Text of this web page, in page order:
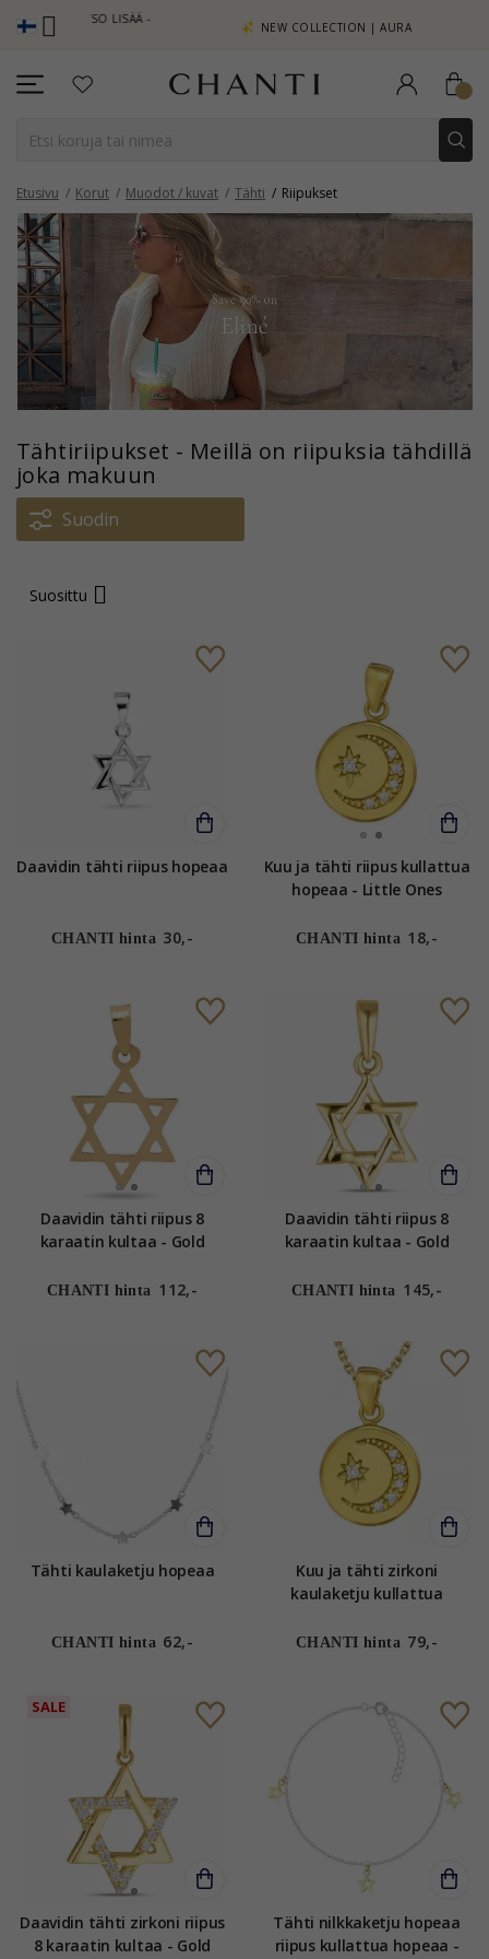
LISÄÄ -
NEW COLLECTION | AURA
Etusivu Korut Muodot / kuvat Tähti Riipukset
Tähtiriipukset - Meillä on riipuksia tähdillä
joka makuun
Suodin
Suosittu
Daavidin tähti riipus hopeaa
CHANTI hinta 30,-
Kuu ja tähti riipus kullattua
hopeaa - Little Ones
CHANTI hinta 18,-
Daavidin tähti riipus 8
karaatin kultaa - Gold
CHANTI hinta 112,-
Daavidin tähti riipus 8
karaatin kultaa - Gold
CHANTI hinta 145,-
Tähti kaulaketju hopeaa
CHANTI hinta 62,-
Kuu ja tähti zirkoni
kaulaketju kullattua
hopeaa
CHANTI hinta 79,-
SALE
Daavidin tähti zirkoni riipus
8 karaatin kultaa - Gold
Tähti nilkkaketju hopeaa
riipus kullattua hopeaa -